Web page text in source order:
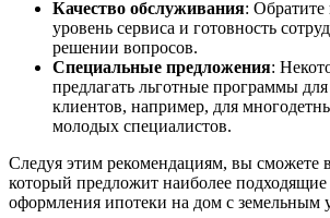
Качество обслуживания:
уровень сервиса и готовность
решении вопросов.
Специальные предложения:
предлагать льготные программы
клиентов, например, для
молодых специалистов.
Следуя этим рекомендациям, вы сможете
который предложит наиболее подходящие
оформления ипотеки на дом с земельным